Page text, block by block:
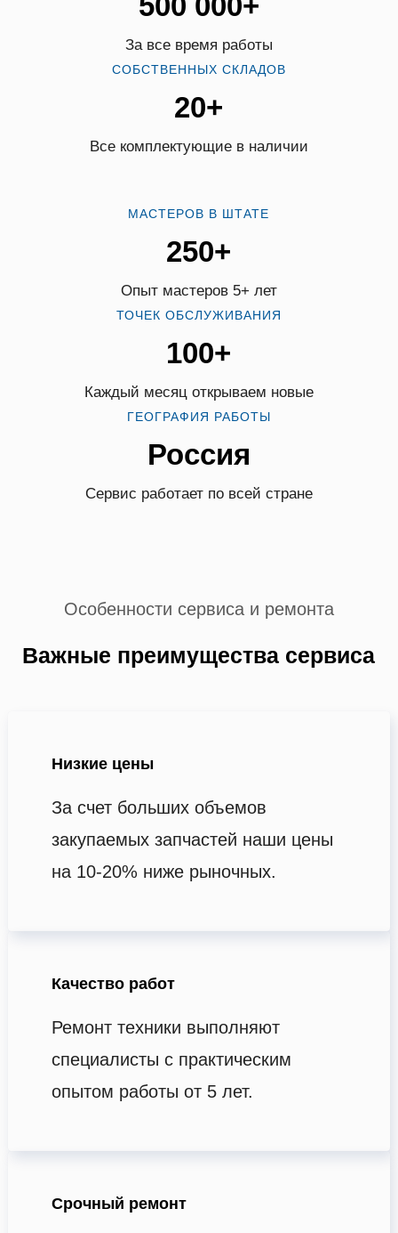
За все время работы
СОБСТВЕННЫХ СКЛАДОВ
20+
Все комплектующие в наличии
МАСТЕРОВ В ШТАТЕ
250+
Опыт мастеров 5+ лет
ТОЧЕК ОБСЛУЖИВАНИЯ
100+
Каждый месяц открываем новые
ГЕОГРАФИЯ РАБОТЫ
Россия
Сервис работает по всей стране
Особенности сервиса и ремонта
Важные преимущества сервиса
Низкие цены
За счет больших объемов
закупаемых запчастей наши цены
на 10-20% ниже рыночных.
Качество работ
Ремонт техники выполняют
специалисты с практическим
опытом работы от 5 лет.
Срочный ремонт